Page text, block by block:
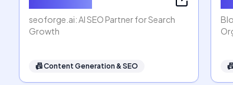
seoforge.ai: AI SEO Partner for Search
Growth
📠Content Generation & SEO